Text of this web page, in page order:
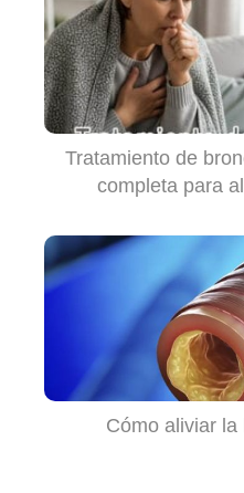
Tratamiento de
completa para
Cómo aliviar la